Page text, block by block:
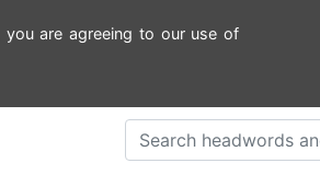
are agreeing to our use of